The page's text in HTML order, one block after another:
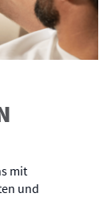
mit
und